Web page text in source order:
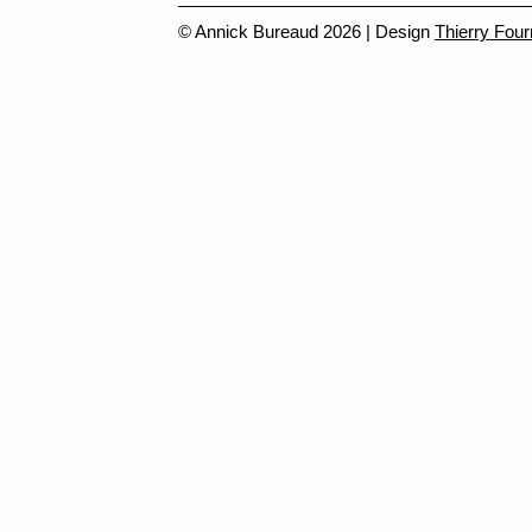
© Annick Bureaud 2026 | Design Thierry